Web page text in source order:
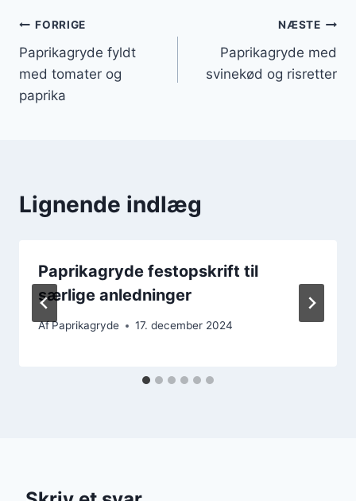
Indlægsnavigation
FORRIGE
Paprikagryde fyldt
med tomater og
paprika
NÆSTE
Paprikagryde med
svinekød og risretter
Lignende indlæg
Paprikagryde festopskrift til
særlige anledninger
AfPaprikagryde 17. december 2024